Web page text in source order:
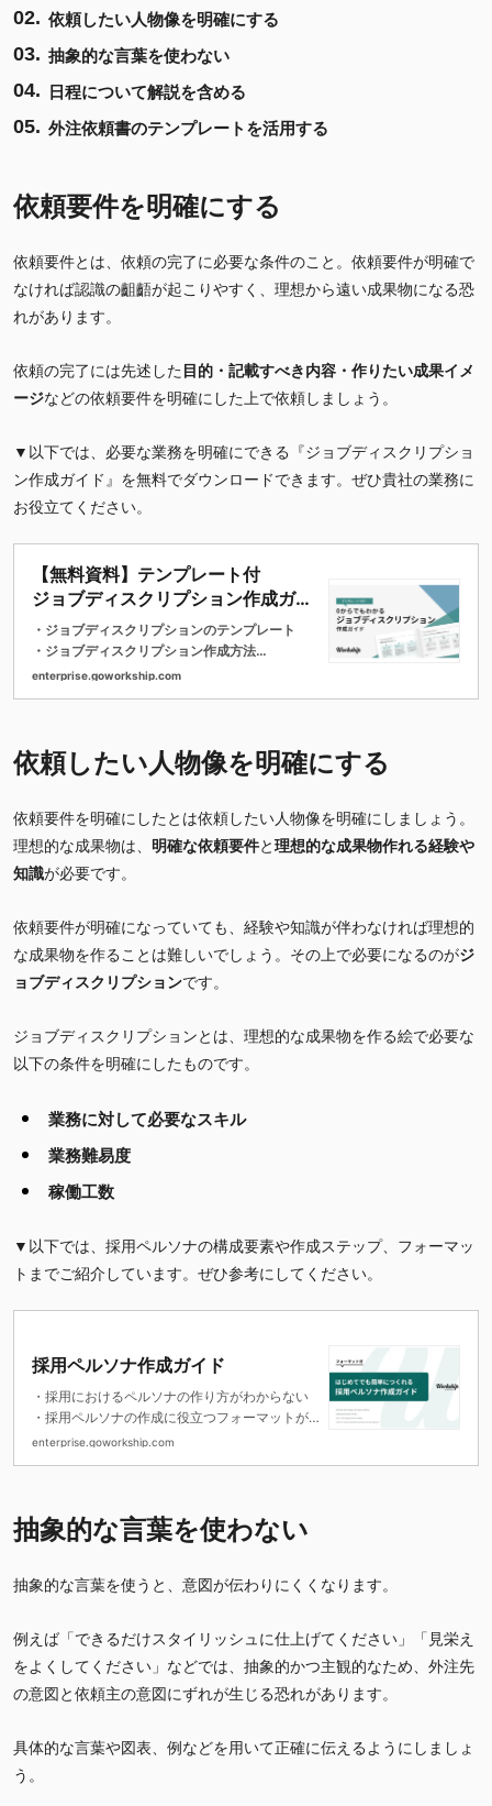
依頼したい人物像を明確にする
抽象的な言葉を使わない
日程について解説を含める
外注依頼書のテンプレートを活用する
依頼要件を明確にする
依頼要件とは、依頼の完了に必要な条件のこと。依頼要件が明確で
なければ認識の齟齬が起こりやすく、理想から遠い成果物になる恐
れがあります。
依頼の完了には先述した 目的・記載すべき内容・作りたい成果イメ
ージなどの依頼要件を明確にした上で依頼しましょう。
▼以下では、必要な業務を明確にできる『ジョブディスクリプショ
ン作成ガイド』を無料でダウンロードできます。ぜひ貴社の業務に
お役立てください。
【無料資料】テンプレート付
ジョブディスクリプション作成ガイ
ド
・ジョブディスクリプションのテンプレート
・ジョブディスクリプション作成方法
・作成するうえで意識すべきポイントをお伝え
enterprise.goworkship.com
依頼したい人物像を明確にする
依頼要件を明確にしたとは依頼したい人物像を明確にしましょう。
理想的な成果物は、 明確な依頼要件と理想的な成果物作れる経験や
知識が必要です。
依頼要件が明確になっていても、経験や知識が伴わなければ理想的
な成果物を作ることは難しいでしょう。その上で必要になるのがジ
ョブディスクリプションです。
ジョブディスクリプションとは、理想的な成果物を作る絵で必要な
以下の条件を明確にしたものです。
業務に対して必要なスキル
業務難易度
稼働工数
▼以下では、採用ペルソナの構成要素や作成ステップ、フォーマッ
トまでご紹介しています。ぜひ参考にしてください。
採用ペルソナ作成ガイド
・採用におけるペルソナの作り方がわからない
・採用ペルソナの作成に役立つフォーマットが
欲しい
enterprise.goworkship.com
抽象的な言葉を使わない
抽象的な言葉を使うと、意図が伝わりにくくなります。
例えば「できるだけスタイリッシュに仕上げてください」「見栄え
をよくしてください」などでは、抽象的かつ主観的なため、外注先
の意図と依頼主の意図にずれが生じる恐れがあります。
具体的な言葉や図表、例などを用いて正確に伝えるようにしましょ
う。